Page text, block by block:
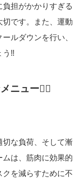
担がかかりすぎる
です。また、運動
ルダウンを行い、
う‼️
ニュー🏋🏻
切な負荷、そして漸
は、筋肉に効果的
を減らすために不